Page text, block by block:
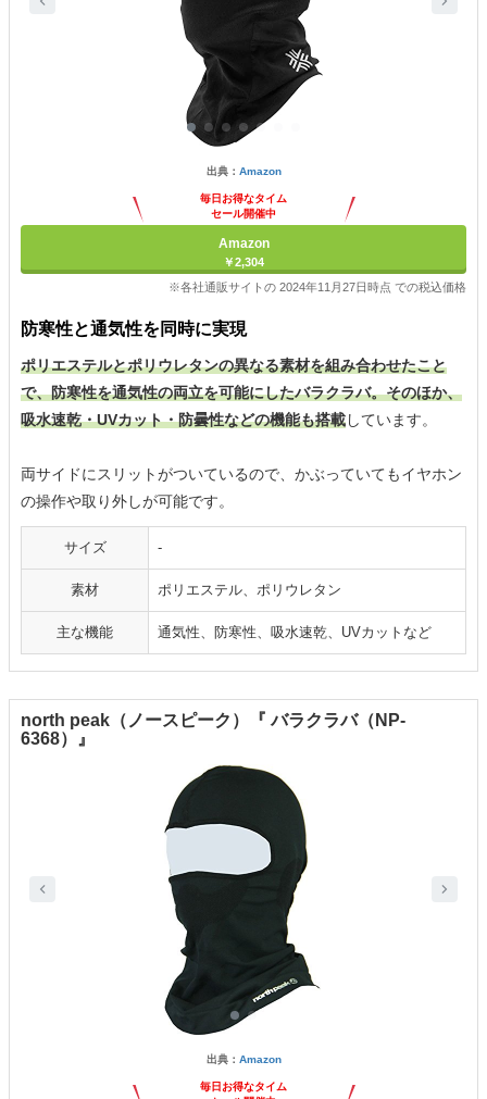
出典： Amazon
毎日お得なタイム
セール開催中
Amazon
￥2,304
※各社通販サイトの 2024年11月27日時点 での税込価格
防寒性と通気性を同時に実現
ポリエステルとポリウレタンの異なる素材を組み合わせたこと
で、防寒性を通気性の両立を可能にしたバラクラバ。そのほか、
吸水速乾・UVカット・防曇性などの機能も搭載しています。
両サイドにスリットがついているので、かぶっていてもイヤホン
の操作や取り外しが可能です。
サイズ -
素材 ポリエステル、ポリウレタン
主な機能 通気性、防寒性、吸水速乾、UVカットなど
north peak（ノースピーク）『 バラクラバ（NP-
6368）』
出典： Amazon
毎日お得なタイム